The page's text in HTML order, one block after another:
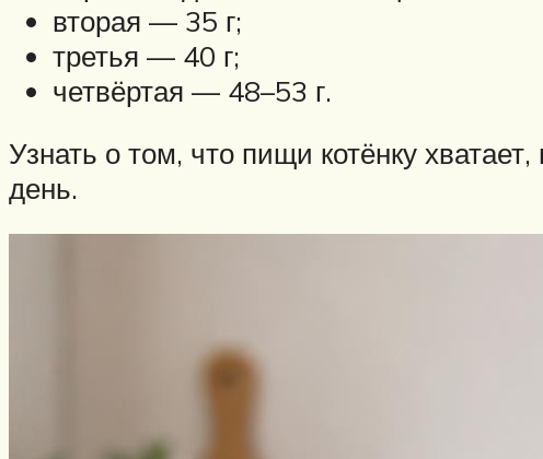
вторая — 35 г;
третья — 40 г;
четвёртая — 48–53 г.
Узнать о том, что пищи котёнку
день.